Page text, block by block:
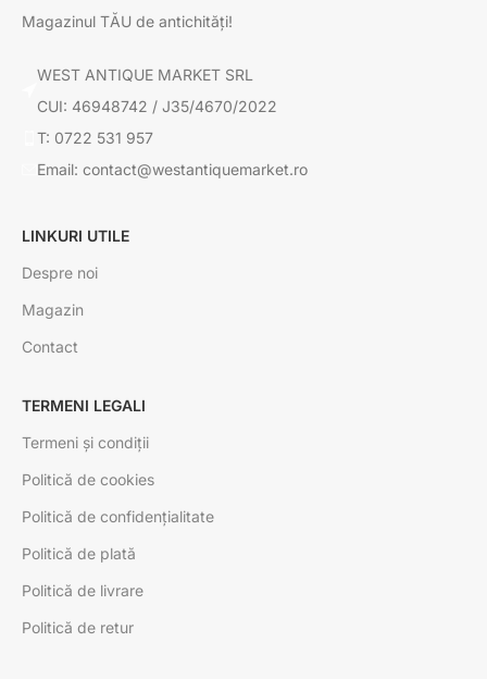
Magazinul TĂU de antichități!
WEST ANTIQUE MARKET SRL
CUI: 46948742 / J35/4670/2022
T: 0722 531 957
Email: contact@westantiquemarket.ro
LINKURI UTILE
Despre noi
Magazin
Contact
TERMENI LEGALI
Termeni și condiții
Politică de cookies
Politică de confidențialitate
Politică de plată
Politică de livrare
Politică de retur